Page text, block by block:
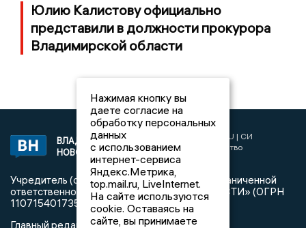
Юлию Калистову официально
представили в должности прокурора
Владимирской области
ВЛАДИМИРСКИЕ
НОВОСТИ
2017 © NEWSVLADIMIR.RU | СИ
«Информационное агентство
Владимирские новости»
Учредитель (соучредители): Общество с ограниченной
ответственностью «РЕГИОНАЛЬНЫЕ НОВОСТИ» (ОГРН
1107154017354)
Главный редактор: Мазов С. А.
Нажимая кнопку вы
даете согласие на
обработку персональных
данных
с использованием
интернет-сервиса
Яндекс.Метрика,
top.mail.ru, LiveInternet.
На сайте используются
cookie. Оставаясь на
сайте, вы принимаете